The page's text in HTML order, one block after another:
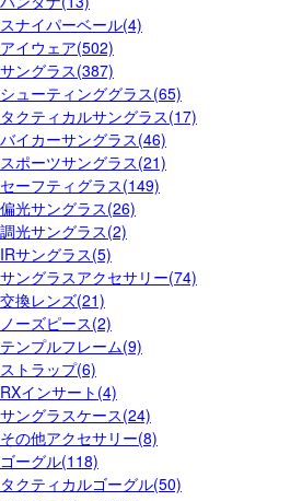
スナイパーベール(4)
アイウェア(502)
サングラス(387)
シューティンググラス(65)
タクティカルサングラス(17)
バイカーサングラス(46)
スポーツサングラス(21)
セーフティグラス(149)
偏光サングラス(26)
調光サングラス(2)
IRサングラス(5)
サングラスアクセサリー(74)
交換レンズ(21)
ノーズピース(2)
テンプルフレーム(9)
ストラップ(6)
RXインサート(4)
サングラスケース(24)
その他アクセサリー(8)
ゴーグル(118)
タクティカルゴーグル(50)